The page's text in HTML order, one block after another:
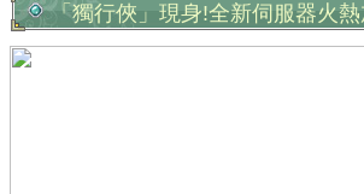
「獨行俠」現身!全新伺服器火